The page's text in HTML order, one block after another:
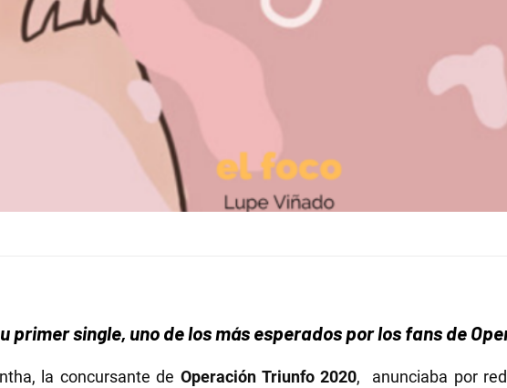
primer single, uno de los más esperados por los fans de
la concursante de Operación Triunfo 2020, anunciaba por